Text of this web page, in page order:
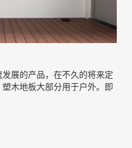
展的产品，在不久的将来定
木地板大部分用于户外。即